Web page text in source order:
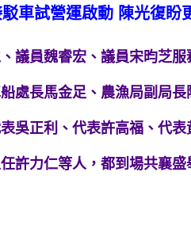
車試營運啟動 陳光復
議員魏睿宏、議員宋昀芝
處長馬金足、農漁局副局
吳正利、代表許高福、代
許力仁等人，都到場共襄